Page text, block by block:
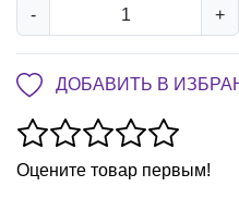
- +
ДОБАВИТЬ В
Оцените товар первым!